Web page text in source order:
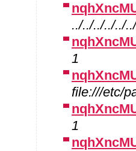
../../../../../
1
file:///etc/
1